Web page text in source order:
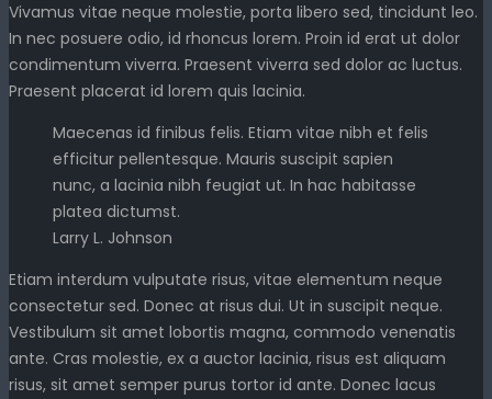
Vivamus vitae neque molestie, porta libero sed, tincidunt leo.
In nec posuere odio, id rhoncus lorem. Proin id erat ut dolor
condimentum viverra. Praesent viverra sed dolor ac luctus.
Praesent placerat id lorem quis lacinia.
Maecenas id finibus felis. Etiam vitae nibh et felis
efficitur pellentesque. Mauris suscipit sapien
nunc, a lacinia nibh feugiat ut. In hac habitasse
platea dictumst.
Larry L. Johnson
Etiam interdum vulputate risus, vitae elementum neque
consectetur sed. Donec at risus dui. Ut in suscipit neque.
Vestibulum sit amet lobortis magna, commodo venenatis
ante. Cras molestie, ex a auctor lacinia, risus est aliquam
risus, sit amet semper purus tortor id ante. Donec lacus